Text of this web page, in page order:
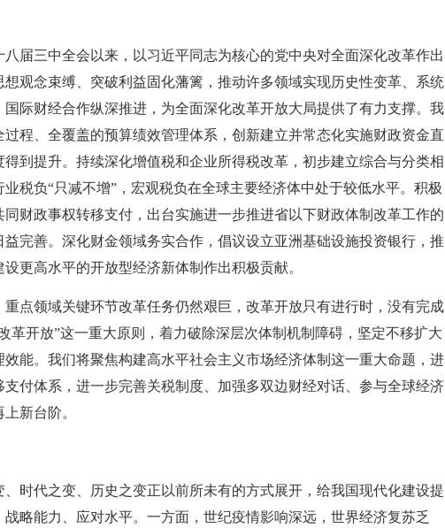
三中全会以来，以习近平同志为核心的党中央对全面深化改革作出
观念束缚、突破利益固化藩篱，推动许多领域实现历史性变革、系统
际财经合作纵深推进，为全面深化改革开放大局提供了有力支撑。我
程、全覆盖的预算绩效管理体系，创新建立并常态化实施财政资金直
到提升。持续深化增值税和企业所得税改革，初步建立综合与分类相
业税负“只减不增”，宏观税负在全球主要经济体中处于较低水平。积极
财政事权转移支付，出台实施进一步推进省以下财政体制改革工作的
完善。深化财金领域务实合作，倡议设立亚洲基础设施投资银行，推
更高水平的开放型经济新体制作出积极贡献。
领域关键环节改革任务仍然艰巨，改革开放只有进行时，没有完成
革开放”这一重大原则，着力破除深层次体制机制障碍，坚定不移扩大
能。我们将聚焦构建高水平社会主义市场经济体制这一重大命题，进
付体系，进一步完善关税制度、加强多双边财经对话、参与全球经济
新台阶。
代之变、历史之变正以前所未有的方式展开，给我国现代化建设提
略能力、应对水平。一方面，世纪疫情影响深远，世界经济复苏乏